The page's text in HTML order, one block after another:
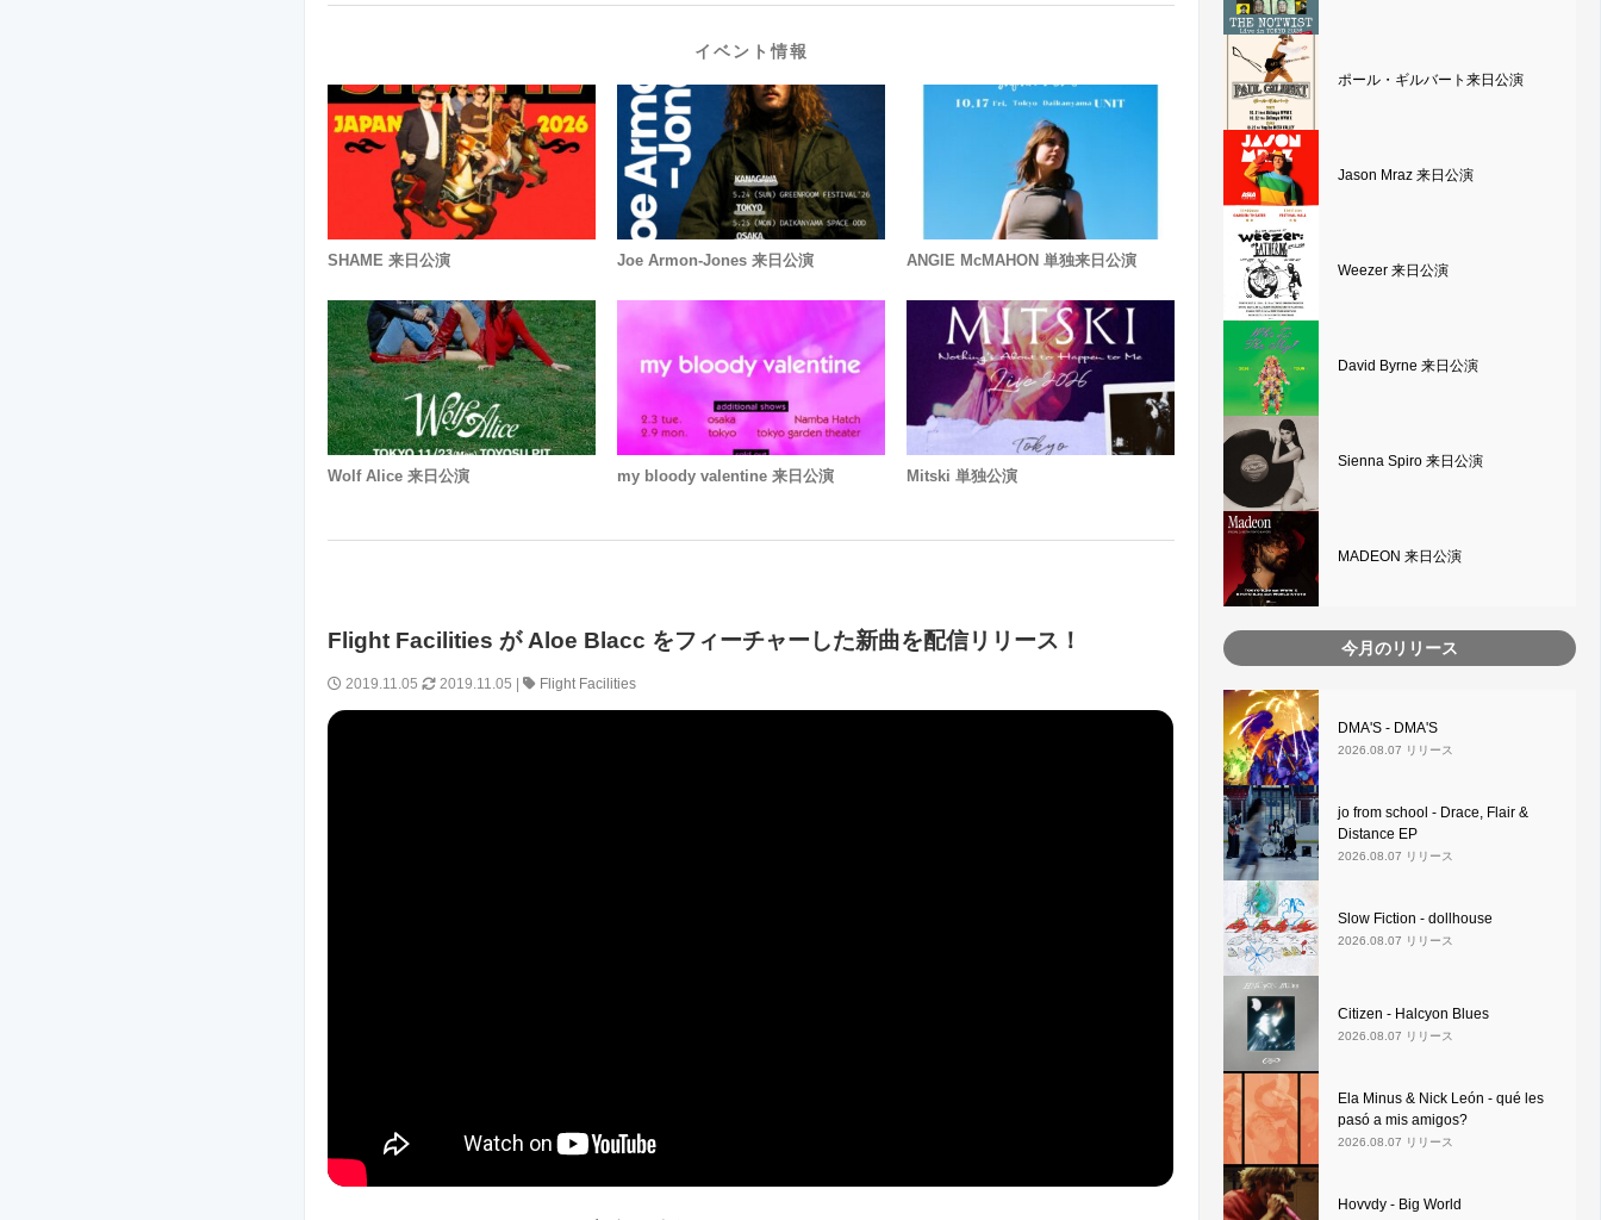
イベント情報
SHAME 来日公演 Joe Armon-Jones 来日公演 ANGIE McMAHON 単独来日公演
Wolf Alice 来日公演 my bloody valentine 来日公演 Mitski 単独公演
Flight Facilities が Aloe Blacc をフィーチャーした新曲を配信リリース！
2019.11.05 2019.11.05 | Flight Facilities
ポール・ギルバート来日公演
Jason Mraz 来日公演
Weezer 来日公演
David Byrne 来日公演
Sienna Spiro 来日公演
MADEON 来日公演
今月のリリース
DMA'S - DMA'S
2026.08.07 リリース
jo from school - Drace, Flair &
Distance EP
2026.08.07 リリース
Slow Fiction - dollhouse
2026.08.07 リリース
Citizen - Halcyon Blues
2026.08.07 リリース
Ela Minus & Nick León - qué les
pasó a mis amigos?
2026.08.07 リリース
Hovvdy - Big World